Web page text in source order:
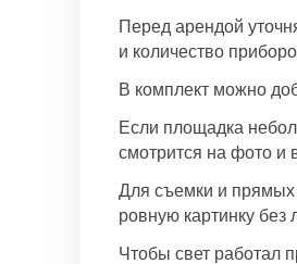
Перед арендой
и количество
В комплект можно
Если площадка
смотрится на фото и
Для съемки и прямых
ровную картинку без
Чтобы свет работал